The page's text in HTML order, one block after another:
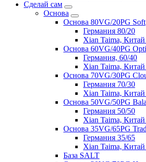
Сделай сам
Основа
Основа 80VG/20PG Soft
Германия 80/20
Xian Taima,
Основа 60VG/40PG
Германия, 60/40
Xian Taima,
Основа 70VG/30PG
Германия 70/30
Xian Taima,
Основа 50VG/50PG
Германия 50/50
Xian Taima,
Основа 35VG/65PG
Германия 35/65
Xian Taima,
База SALT